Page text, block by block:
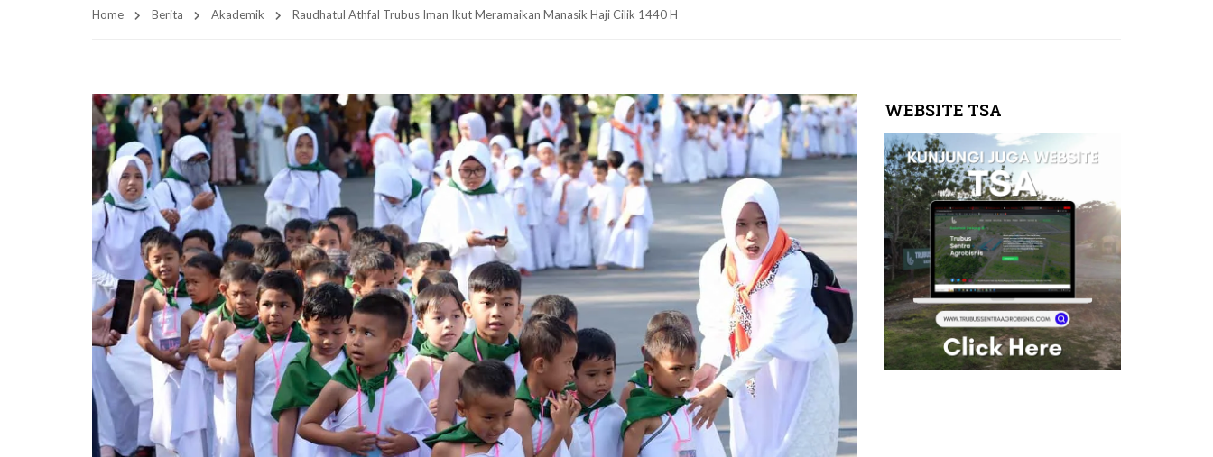
Home Berita Akademik Raudhatul Athfal Trubus Iman Ikut Meramaikan Manasik Haji Cilik 1440 H
WEBSITE TSA